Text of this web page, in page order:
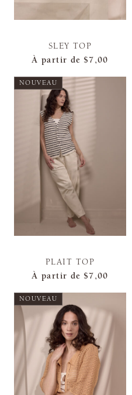
SLEY TOP
À partir de $7,00
NOUVEAU
PLAIT TOP
À partir de $7,00
NOUVEAU